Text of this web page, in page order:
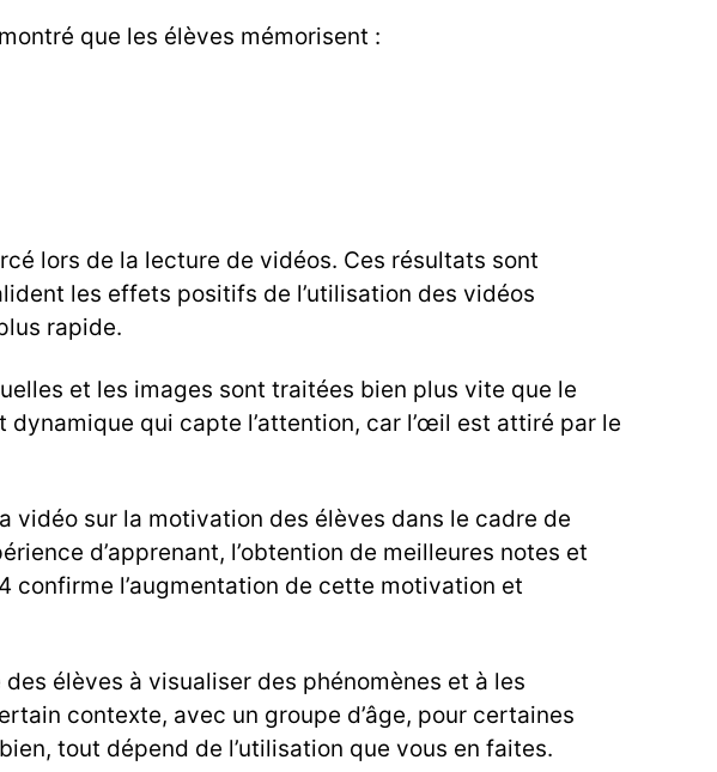
que les élèves mémorisent :
lors de la lecture de vidéos. Ces résultats sont
les effets positifs de l’utilisation des vidéos
rapide.
et les images sont traitées bien plus vite que le
qui capte l’attention, car l’œil est attiré par le
sur la motivation des élèves dans le cadre de
d’apprenant, l’obtention de meilleures notes et
confirme l’augmentation de cette motivation et
élèves à visualiser des phénomènes et à les
contexte, avec un groupe d’âge, pour certaines
tout dépend de l’utilisation que vous en faites.